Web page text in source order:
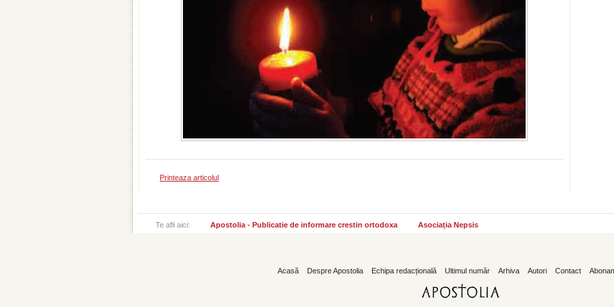
Printeaza articolul
Te afli aici: Apostolia - Publicatie de informare crestin ortodoxa Asociația Nepsis
Acasă Despre Apostolia Echipa redacțională Ultimul număr Arhiva Autori Contact